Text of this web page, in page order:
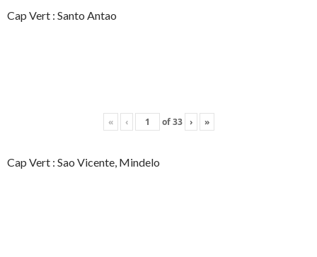
Cap Vert : Santo Antao
« ‹ of33 › »
Cap Vert : Sao Vicente, Mindelo